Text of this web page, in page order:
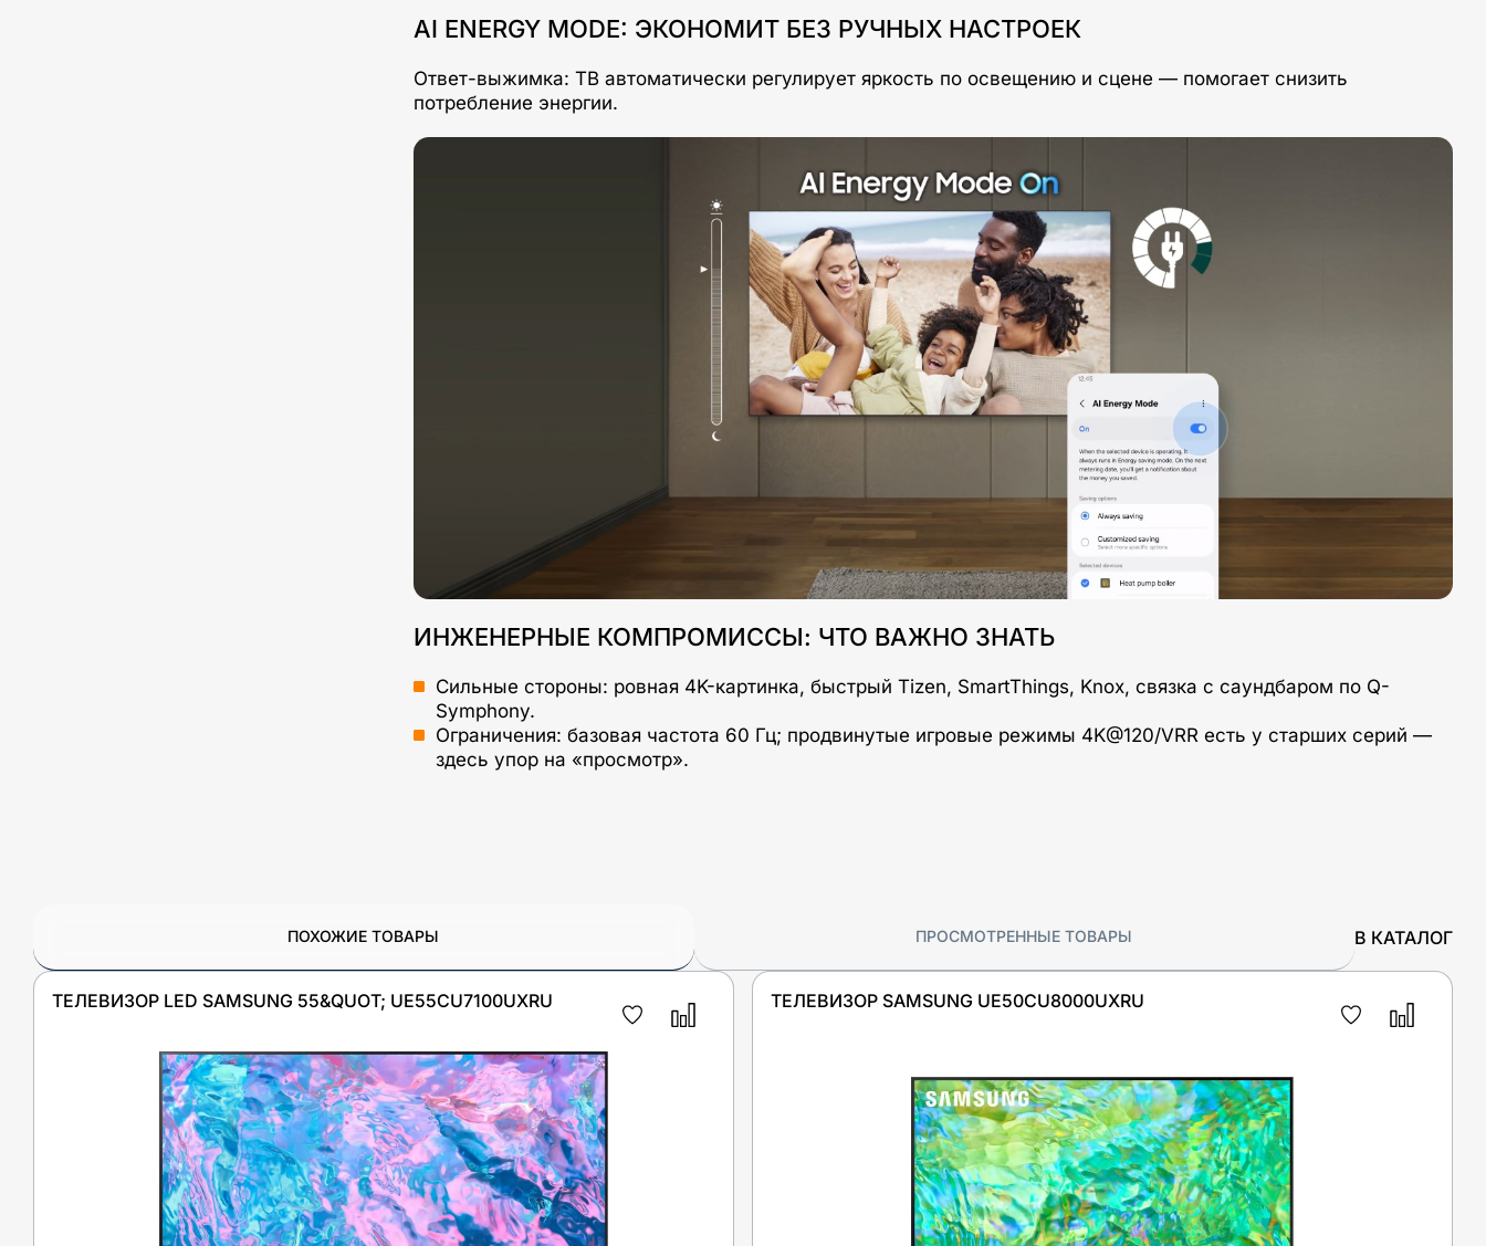
AI ENERGY MODE: ЭКОНОМИТ БЕЗ РУЧНЫХ НАСТРОЕК
Ответ-выжимка: ТВ автоматически регулирует яркость по освещению и сцене — помогает снизить
потребление энергии.
ИНЖЕНЕРНЫЕ КОМПРОМИССЫ: ЧТО ВАЖНО ЗНАТЬ
Сильные стороны: ровная 4K-картинка, быстрый Tizen, SmartThings, Knox, связка с саундбаром по Q-
Symphony.
Ограничения: базовая частота 60 Гц; продвинутые игровые режимы 4K@120/VRR есть у старших серий —
здесь упор на «просмотр».
ПОХОЖИЕ ТОВАРЫ ПРОСМОТРЕННЫЕ ТОВАРЫ В КАТАЛОГ
ТЕЛЕВИЗОР LED SAMSUNG 55&QUOT; UE55CU7100UXRU ТЕЛЕВИЗОР SAMSUNG UE50CU8000UXRU